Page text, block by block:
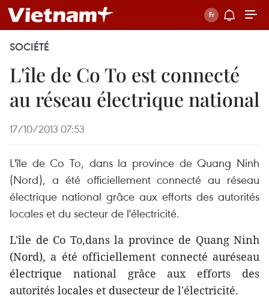
SOCIÉTÉ
L'île de Co To est connecté
au réseau électrique national
17/10/2013 07:53
L'île de Co To, dans la province de Quang Ninh
(Nord), a été officiellement connecté au réseau
électrique national grâce aux efforts des autorités
locales et du secteur de l'électricité.
L'île de Co To,dans la province de Quang Ninh
(Nord), a été officiellement connecté auréseau
électrique national grâce aux efforts des
autorités locales et dusecteur de l'électricité.